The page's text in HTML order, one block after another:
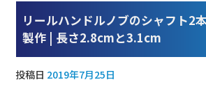
リールハンドルノブのシャフト2
製作 | 長さ2.8cmと3.1cm
投稿日 2019年7月25日